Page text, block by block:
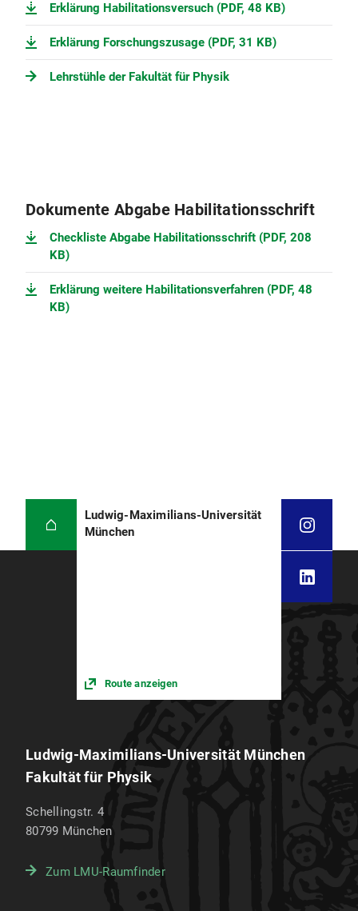
Erklärung Habilitationsversuch (PDF, 48 KB)
Erklärung Forschungszusage (PDF, 31 KB)
Lehrstühle der Fakultät für Physik
Dokumente Abgabe Habilitationsschrift
Checkliste Abgabe Habilitationsschrift (PDF, 208
KB)
Erklärung weitere Habilitationsverfahren (PDF, 48
KB)
Ludwig-Maximilians-Universität
München
Route anzeigen
Ludwig-Maximilians-Universität München
Fakultät für Physik
Schellingstr. 4
80799 München
Zum LMU-Raumfinder